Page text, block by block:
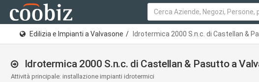
Edilizia e Impianti a Valvasone Idrotermica 2000 S.n.c. di Castellan &
Idrotermica 2000 S.n.c. di Castellan & Pasutto a
Attività principale: installazione impianti idrotermici